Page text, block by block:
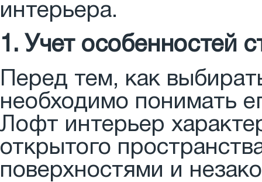
интерьера.
1. Учет особенностей
Перед тем, как
необходимо понимать
Лофт интерьер
открытого
поверхностями и